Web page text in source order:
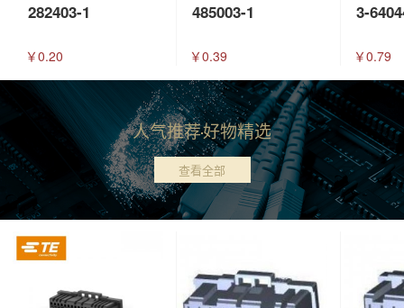
282403-1
￥0.20
485003-1
￥0.39
3-
￥0.79
人气推荐好物精选
查看全部